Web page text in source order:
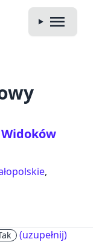
,
(uzupełnij)